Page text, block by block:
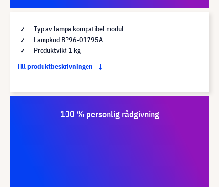
Typ av lampa kompatibel modul
Lampkod BP96-01795A
Produktvikt 1 kg
Till produktbeskrivningen
100 % personlig rådgivning